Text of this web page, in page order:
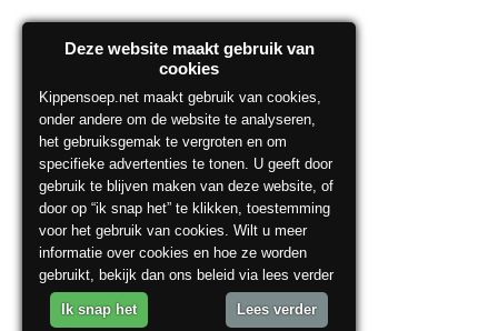
Deze website maakt gebruik van
cookies
Kippensoep.net maakt gebruik van cookies,
onder andere om de website te analyseren,
het gebruiksgemak te vergroten en om
specifieke advertenties te tonen. U geeft door
gebruik te blijven maken van deze website, of
door op “ik snap het” te klikken, toestemming
voor het gebruik van cookies. Wilt u meer
informatie over cookies en hoe ze worden
gebruikt, bekijk dan ons beleid via lees verder
Ik snap het Lees verder